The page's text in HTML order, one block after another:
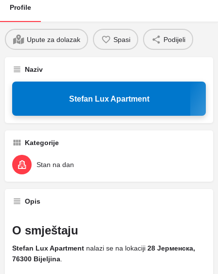
Profile
Upute za dolazak Spasi Podijeli
Naziv
Stefan Lux Apartment
Kategorije
Stan na dan
Opis
O smještaju
Stefan Lux Apartment nalazi se na lokaciji 28 Јерменска,
76300 Bijeljina